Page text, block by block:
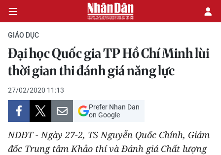
CHÍNH TRỊ
KINH TẾ
VĂN HÓA
XÃ HỘI
GIÁO DỤC
Đại học Quốc gia TP Hồ Chí Minh lùi
thời gian thi đánh giá năng lực
27/02/2020 11:13
Prefer Nhan Dan
on Google
NDĐT - Ngày 27-2, TS Nguyễn Quốc Chính, Giám
đốc Trung tâm Khảo thí và Đánh giá Chất lượng